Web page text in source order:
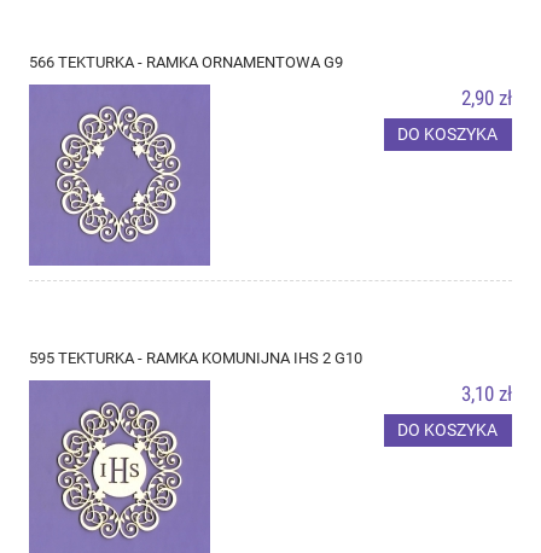
566 TEKTURKA - RAMKA ORNAMENTOWA G9
2,90 zł
DO KOSZYKA
595 TEKTURKA - RAMKA KOMUNIJNA IHS 2 G10
3,10 zł
DO KOSZYKA